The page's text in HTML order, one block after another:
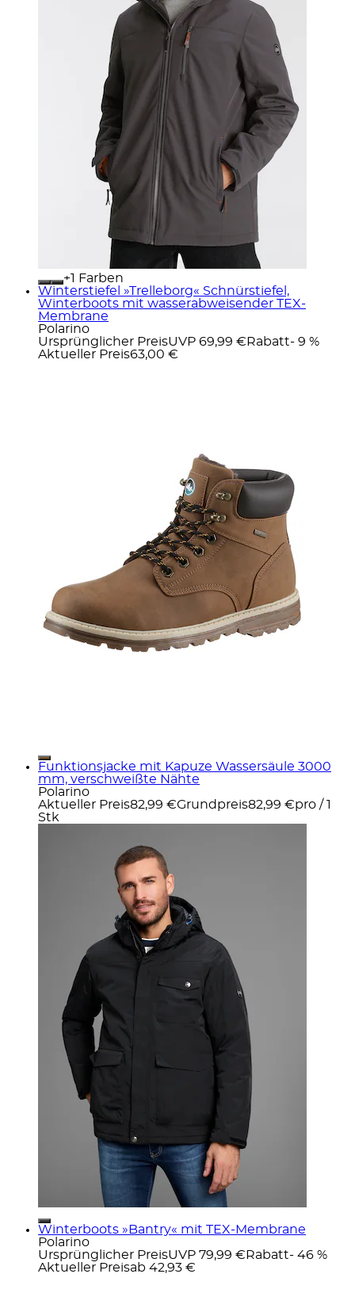
+
Farben
Winterstiefel »Trelleborg« Schnürstiefel,
Winterboots mit wasserabweisender TEX-
Membrane
Polarino
Ursprünglicher PreisUVP 69,99 € Rabatt- 9 %
Aktueller Preis63,00 €
Funktionsjacke mit Kapuze Wassersäule 3000
mm, verschweißte Nähte
Polarino
Aktueller Preis82,99 €Grundpreis82,99 €pro / 1
Stk
Winterboots »Bantry« mit TEX-Membrane
Polarino
Ursprünglicher PreisUVP 79,99 € Rabatt- 46 %
Aktueller Preisab 42,93 €